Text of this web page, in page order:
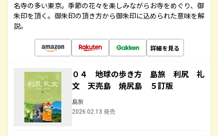
名寺の多い東京。季節の花々を楽しみながらお寺をめぐり、御
朱印を頂く。御朱印の頂き方から御朱印に込められた意味を解
説。
詳細を見る
０４ 地球の歩き方 島旅 利尻 礼
文 天売島 焼尻島 ５訂版
島旅
2026.02.13 発売